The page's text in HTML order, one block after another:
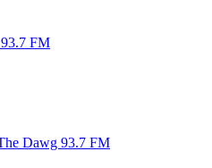
FM
Dawg 93.7 FM